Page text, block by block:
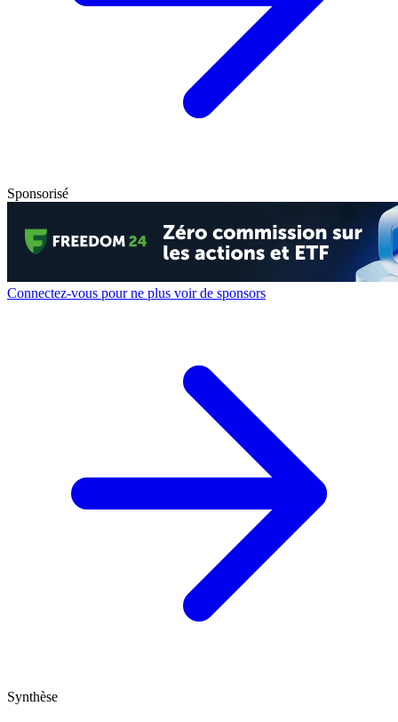
Sponsorisé
Connectez-vous pour ne plus voir de sponsors
Synthèse